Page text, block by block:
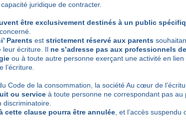
juridique de contracter.
être exclusivement destinés à un public
Parents est strictement réservé aux parents
leur écriture. Il ne s’adresse pas aux professionnels
ou à toute autre personne exerçant une activité en lien
l’écriture.
Code de la consommation, la société Au cœur de
ou service à toute personne ne correspondant pas au
cette clause pourra être annulée , et l’accès